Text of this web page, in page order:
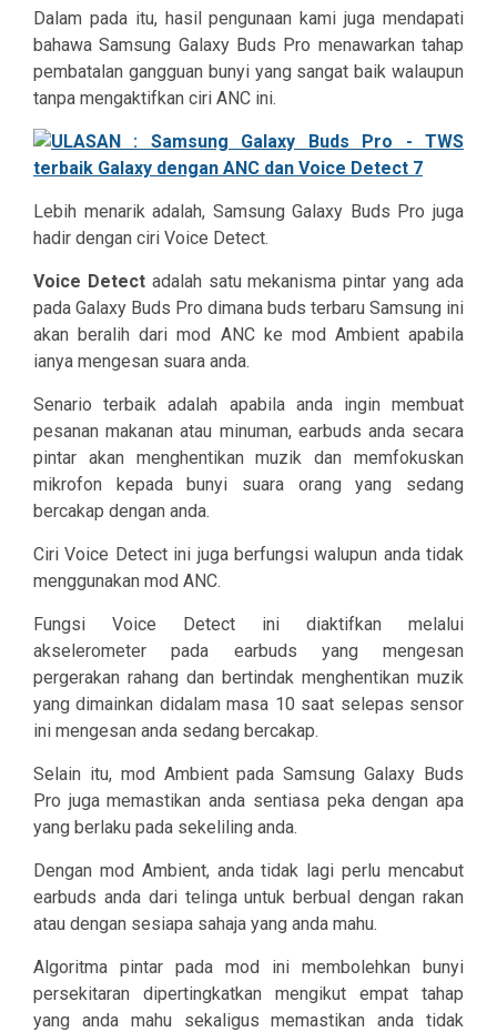
Dalam pada itu, hasil pengunaan kami juga mendapati
bahawa Samsung Galaxy Buds Pro menawarkan tahap
pembatalan gangguan bunyi yang sangat baik walaupun
tanpa mengaktifkan ciri ANC ini.
Lebih menarik adalah, Samsung Galaxy Buds Pro juga
hadir dengan ciri Voice Detect.
Voice Detectadalah satu mekanisma pintar yang ada
pada Galaxy Buds Pro dimana buds terbaru Samsung ini
akan beralih dari mod ANC ke mod Ambient apabila
ianya mengesan suara anda.
Senario terbaik adalah apabila anda ingin membuat
pesanan makanan atau minuman, earbuds anda secara
pintar akan menghentikan muzik dan memfokuskan
mikrofon kepada bunyi suara orang yang sedang
bercakap dengan anda.
Ciri Voice Detect ini juga berfungsi walupun anda tidak
menggunakan mod ANC.
Fungsi Voice Detect ini diaktifkan melalui
akselerometer pada earbuds yang mengesan
pergerakan rahang dan bertindak menghentikan muzik
yang dimainkan didalam masa 10 saat selepas sensor
ini mengesan anda sedang bercakap.
Selain itu, mod Ambient pada Samsung Galaxy Buds
Pro juga memastikan anda sentiasa peka dengan apa
yang berlaku pada sekeliling anda.
Dengan mod Ambient, anda tidak lagi perlu mencabut
earbuds anda dari telinga untuk berbual dengan rakan
atau dengan sesiapa sahaja yang anda mahu.
Algoritma pintar pada mod ini membolehkan bunyi
persekitaran dipertingkatkan mengikut empat tahap
yang anda mahu sekaligus memastikan anda tidak